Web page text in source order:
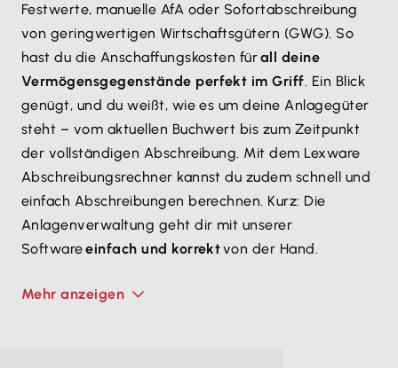
Festwerte, manuelle AfA oder Sofortabschreibung
von geringwertigen Wirtschaftsgütern (GWG). So
hast du die Anschaffungskosten fürall deine
Vermögensgegenstände perfekt im Griff. Ein Blick
genügt, und du weißt, wie es um deine Anlagegüter
steht – vom aktuellen Buchwert bis zum Zeitpunkt
der vollständigen Abschreibung. Mit dem Lexware
Abschreibungsrechner kannst du zudem schnell und
einfach Abschreibungen berechnen. Kurz: Die
Anlagenverwaltung geht dir mit unserer
Softwareeinfach und korrektvon der Hand.
Mehr anzeigen